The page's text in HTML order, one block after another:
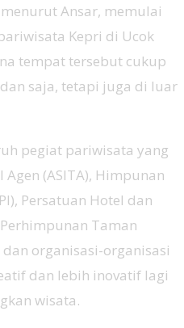
Ansar, memulai
Kepri di Ucok
tempat tersebut cukup
saja, tetapi juga di luar
pegiat pariwisata yang
(ASITA), Himpunan
Persatuan Hotel dan
Taman
dan organisasi-organisasi
dan lebih inovatif lagi
wisata.